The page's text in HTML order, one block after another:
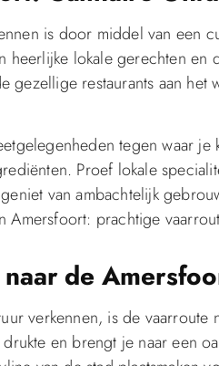
is door middel van een
heerlijke lokale gerechten
restaurants aan het
tegen waar je
Proef lokale
van ambachtelijk
Amersfoort: prachtige
de
verkennen, is de vaarroute
en brengt je naar een